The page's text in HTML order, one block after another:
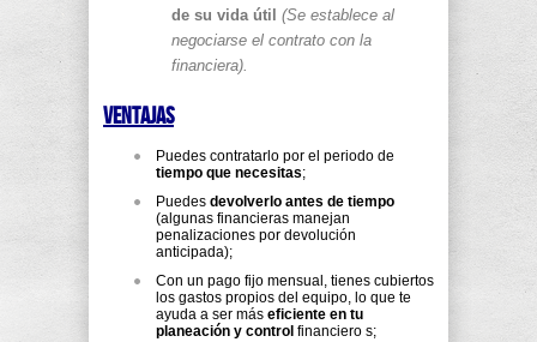
de su vida útil (Se establece al
negociarse el contrato con la
financiera).
Ventajas
Puedes contratarlo por el periodo de
tiempo que necesitas;
Puedes devolverlo antes de tiempo
(algunas financieras manejan
penalizaciones por devolución
anticipada);
Con un pago fijo mensual, tienes cubiertos
los gastos propios del equipo, lo que te
ayuda a ser más eficiente en tu
planeación y control financiero s;